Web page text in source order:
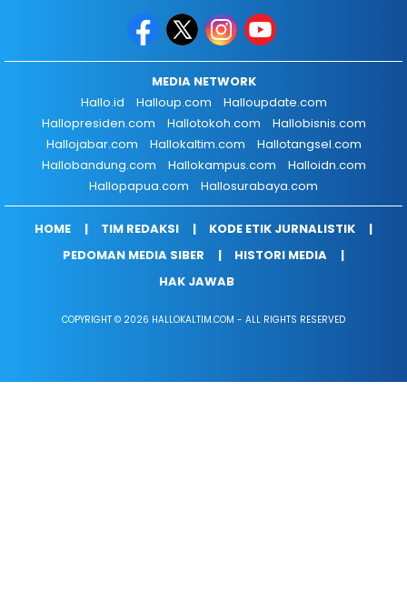
MEDIA NETWORK
Hallo.id
Halloup.com
Halloupdate.com
Hallopresiden.com
Hallotokoh.com
Hallobisnis.com
Hallojabar.com
Hallokaltim.com
Hallotangsel.com
Hallobandung.com
Hallokampus.com
Halloidn.com
Hallopapua.com
Hallosurabaya.com
HOME TIM REDAKSI
KODE ETIK JURNALISTIK
PEDOMAN MEDIA SIBER
HISTORI MEDIA
HAK JAWAB
COPYRIGHT © 2026 HALLOKALTIM.COM - ALL RIGHTS RESERVED